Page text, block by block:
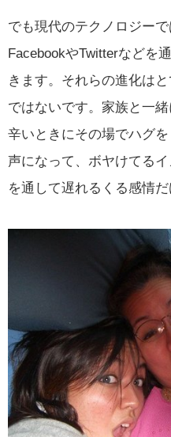
でも現代のテクノロジーで
FacebookやTwitterなどを
きます。それらの進化は
ではないです。家族と一
辛いときにその場でハグ
声になって、ボヤけてる
を通して遅れるくる感情